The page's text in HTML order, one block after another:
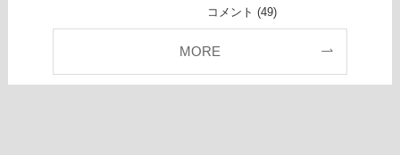
コメント (49)
MORE